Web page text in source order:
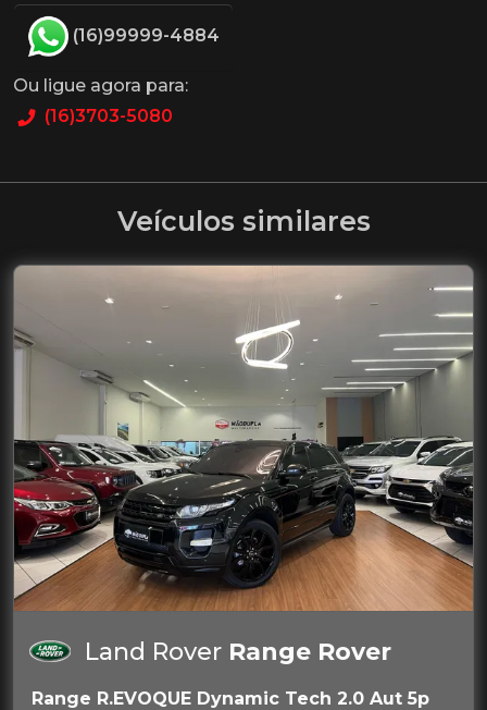
(16)99999-4884
Ou ligue agora para:
(16)3703-5080
Veículos similares
Land Rover Range Rover
Range R.EVOQUE Dynamic Tech 2.0 Aut 5p